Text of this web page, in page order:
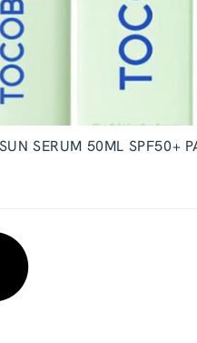
SERUM 50ML SPF50+